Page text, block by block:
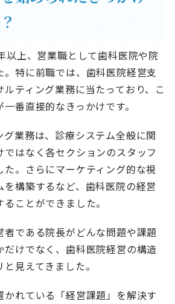
以上、営業職として歯科医院や院
。特に前職では、歯科医院経営支
ティング業務に当たっており、こ
番直接的なきっかけです。
グ業務は、診療システム全般に関
ではなく各セクションのスタッフ
た。さらにマーケティング的な視
を構築するなど、歯科医院の経営
ことができました。
者である院長がどんな問題や課題
だけでなく、歯科医院経営の構造
見えてきました。
れている「経営課題」を解決す